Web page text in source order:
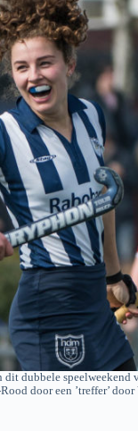
dubbele speelweekend
door een ’treffer’ door